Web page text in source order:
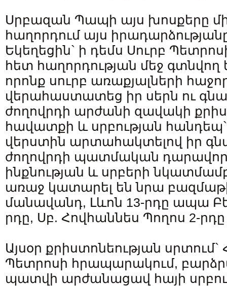
Սրբազան Պապի այս խոսքերը մի
հաղորդում այս
Եկեղեցին` ի դեմս Սուրբ
հետ հաղորդության մեջ
որոնք սուրբ առաքյալների
վերահաստատեց իր սերն ու
ժողովրդի արժանի զավակի
հավատքի և սրբության
վերստին արտահակտելով իր
ժողովրդի պատմական
ինքնության և սրբերի
առաջ կատարել են նրա
մանավանդ, Լևոն 13-րդը ապա
րդը, Սբ. Հովհաննես Պողոս 2-
Այսօր քրիստոնեության սրտում`
Պետրոսի հրապարակում,
պատվի արժանացավ հայի